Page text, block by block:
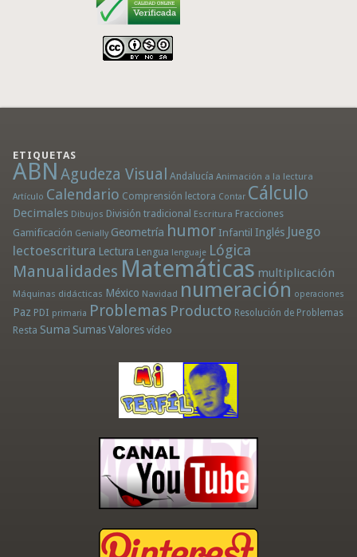
ETIQUETAS
ABN Agudeza Visual Andalucía Animación a la lectura
Artículo Calendario Comprensión lectora Contar Cálculo
Decimales Dibujos División tradicional Escritura Fracciones
Gamificación Genially Geometría humor Infantil Inglés Juego
lectoescritura Lectura Lengua lenguaje Lógica
Manualidades Matemáticas multiplicación
Máquinas didácticas México Navidad numeración operaciones
Paz PDI primaria Problemas Producto Resolución de Problemas
Resta Suma Sumas Valores vídeo